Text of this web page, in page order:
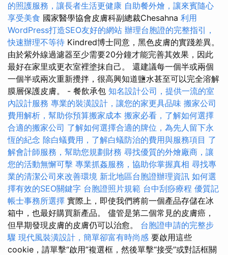
的照護服務，讓長者生活更健康 自助餐外燴，讓來賓隨心
享受美食 國家醫學協會皮膚科副總裁Chesahna 利用
WordPress打造SEO友好的網站 辦理台胞證的完整指引，
快速辦理不等待 Kindred博士同意，黑色皮膚的實踐差異。
由於紫外線過濾器至少需要20分鐘才能完善其效果，因此
最好在家里或更衣室裡塗抹自己。 還建議每一個半或兩個
一個半或兩次重新攪拌，很高興知道鹽水甚至可以完全溶解
膜層保護皮膚。 - 餐飲承包 知名設計公司，提供一流的室
內設計服務 專業的裝潢設計，讓您的家更具品味 搬家公司
費用解析，幫助你預算搬家成本 搬家必看，了解如何選擇
合適的搬家公司 了解如何選擇合適的牌位，為先人留下永
恆的紀念 除白蟻費用，了解白蟻防治的費用與服務項目 了
解會計師服務，幫助您規劃財務 尋找優質的外燴廠商，讓
您的活動無懈可擊 專業抓姦服務，協助你掌握真相 尋找專
業的清潔公司來改善環境 新北地區台胞證辦理資訊 如何選
擇有效的SEO關鍵字 台胞證照片規範 台中刮痧療程 優質記
帳士事務所選擇 實際上，即使我們將前一個產品存儲在冰
箱中，也最好購買新產品。 儘管是第二個常見的皮膚癌，
但早期發現皮膚的皮膚仍可以治愈。 台胞證申請的完整步
驟 現代風裝潢設計，簡單卻富有時尚感 要啟用這些
cookie，請單擊“啟用”複選框，然後單擊“接受”或對話框關